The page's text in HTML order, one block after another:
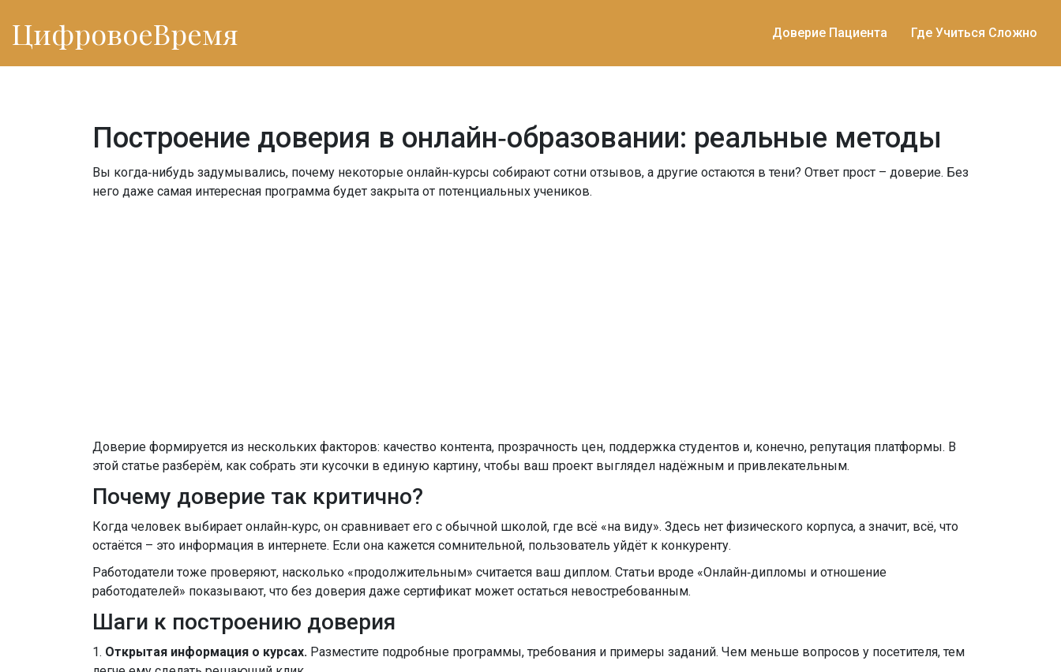
ЦифровоеВремя Доверие Пациента Где Учиться Сложно
Построение доверия в онлайн‑образовании: реальные методы
Вы когда‑нибудь задумывались, почему некоторые онлайн‑курсы собирают сотни отзывов, а другие остаются в тени? Ответ прост – доверие. Без
него даже самая интересная программа будет закрыта от потенциальных учеников.
Доверие формируется из нескольких факторов: качество контента, прозрачность цен, поддержка студентов и, конечно, репутация платформы. В
этой статье разберём, как собрать эти кусочки в единую картину, чтобы ваш проект выглядел надёжным и привлекательным.
Почему доверие так критично?
Когда человек выбирает онлайн‑курс, он сравнивает его с обычной школой, где всё «на виду». Здесь нет физического корпуса, а значит, всё, что
остаётся – это информация в интернете. Если она кажется сомнительной, пользователь уйдёт к конкуренту.
Работодатели тоже проверяют, насколько «продолжительным» считается ваш диплом. Статьи вроде «Онлайн‑дипломы и отношение
работодателей» показывают, что без доверия даже сертификат может остаться невостребованным.
Шаги к построению доверия
1. Открытая информация о курсах. Разместите подробные программы, требования и примеры заданий. Чем меньше вопросов у посетителя, тем